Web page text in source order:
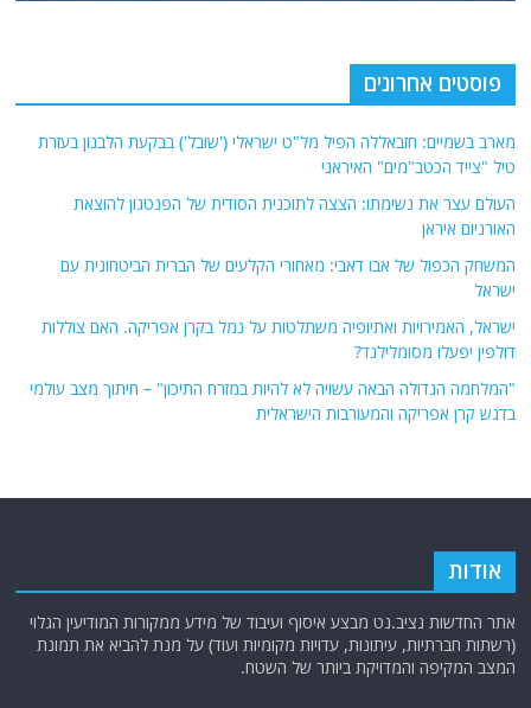
פוסטים אחרונים
מארב בשמיים: חזבאללה הפיל מל"ט ישראלי ('שובל') בבקעת הלבנון בעזרת
טיל "צייד הכטב"מים" האיראני
העולם עצר את נשימתו: הצצה לתוכנית הסודית של הפנטגון להוצאת
האורניום איראן
המשחק הכפול של אבו דאבי: מאחורי הקלעים של הברית הביטחונית עם
ישראל
ישראל, האמירויות ואתיופיה משתלטות על נמל בקרן אפריקה. האם צוללות
דולפין יפעלו מסומלילנד?
"המלחמה הגדולה הבאה עשויה לא להיות במזרח התיכון" – חיתוך מצב עולמי
בדגש קרן אפריקה והמעורבות הישראלית
אודות
אתר החדשות נציב.נט מבצע איסוף ועיבוד של מידע ממקורות המודיעין הגלוי
(רשתות חברתיות, עיתונות, עדויות מקומיות ועוד) על מנת להביא את תמונת
המצב המקיפה והמדויקת ביותר של השטח.